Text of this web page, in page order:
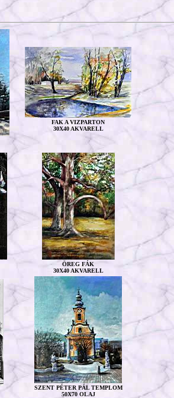
FAK A VIZPARTON
30X40 AKVARELL
ÖREG FÁK
30X40 AKVARELL
SZENT PÉTER PÁL TEMPLOM
50X70 OLAJ